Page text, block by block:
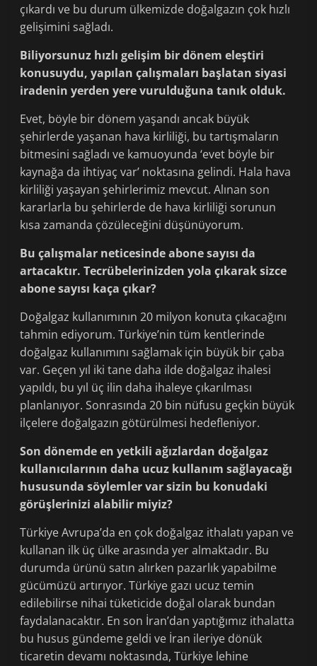
çıkardı ve bu durum ülkemizde doğalgazın çok hızlı
gelişimini sağladı.
Biliyorsunuz hızlı gelişim bir dönem eleştiri
konusuydu, yapılan çalışmaları başlatan siyasi
iradenin yerden yere vurulduğuna tanık olduk.
Evet, böyle bir dönem yaşandı ancak büyük
şehirlerde yaşanan hava kirliliği, bu tartışmaların
bitmesini sağladı ve kamuoyunda ‘evet böyle bir
kaynağa da ihtiyaç var’ noktasına gelindi. Hala hava
kirliliği yaşayan şehirlerimiz mevcut. Alınan son
kararlarla bu şehirlerde de hava kirliliği sorunun
kısa zamanda çözüleceğini düşünüyorum.
Bu çalışmalar neticesinde abone sayısı da
artacaktır. Tecrübelerinizden yola çıkarak sizce
abone sayısı kaça çıkar?
Doğalgaz kullanımının 20 milyon konuta çıkacağını
tahmin ediyorum. Türkiye’nin tüm kentlerinde
doğalgaz kullanımını sağlamak için büyük bir çaba
var. Geçen yıl iki tane daha ilde doğalgaz ihalesi
yapıldı, bu yıl üç ilin daha ihaleye çıkarılması
planlanıyor. Sonrasında 20 bin nüfusu geçkin büyük
ilçelere doğalgazın götürülmesi hedefleniyor.
Son dönemde en yetkili ağızlardan doğalgaz
kullanıcılarının daha ucuz kullanım sağlayacağı
hususunda söylemler var sizin bu konudaki
görüşlerinizi alabilir miyiz?
Türkiye Avrupa’da en çok doğalgaz ithalatı yapan ve
kullanan ilk üç ülke arasında yer almaktadır. Bu
durumda ürünü satın alırken pazarlık yapabilme
gücümüzü artırıyor. Türkiye gazı ucuz temin
edilebilirse nihai tüketicide doğal olarak bundan
faydalanacaktır. En son İran’dan yaptığımız ithalatta
bu husus gündeme geldi ve İran ileriye dönük
ticaretin devamı noktasında, Türkiye lehine